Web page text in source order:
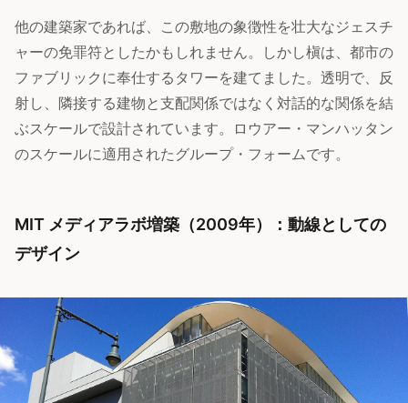
他の建築家であれば、この敷地の象徴性を壮大なジェスチ
ャーの免罪符としたかもしれません。しかし槇は、都市の
ファブリックに奉仕するタワーを建てました。透明で、反
射し、隣接する建物と支配関係ではなく対話的な関係を結
ぶスケールで設計されています。ロウアー・マンハッタン
のスケールに適用されたグループ・フォームです。
MIT メディアラボ増築（2009年）：動線としての
デザイン